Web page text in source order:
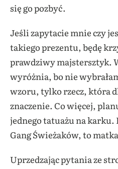
się go pozbyć.
Jeśli zapytacie mnie czy
takiego prezentu, będę
prawdziwy majstersztyk.
wyróżnia, bo nie
wzoru, tylko rzecz, która
znaczenie. Co więcej,
jednego tatuażu na karku.
Gang Świeżaków, to
Uprzedzając pytania ze